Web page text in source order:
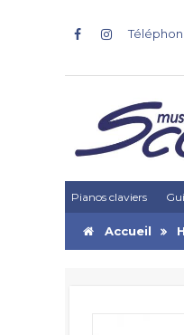
Pianos claviers
Accueil